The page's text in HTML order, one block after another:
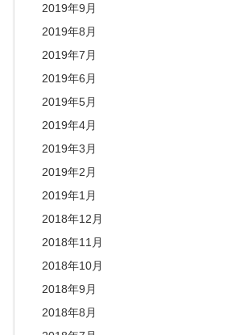
2019年9月
2019年8月
2019年7月
2019年6月
2019年5月
2019年4月
2019年3月
2019年2月
2019年1月
2018年12月
2018年11月
2018年10月
2018年9月
2018年8月